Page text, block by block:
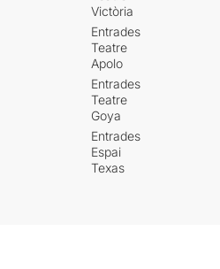
Victòria
Entrades
Teatre
Apolo
Entrades
Teatre
Goya
Entrades
Espai
Texas